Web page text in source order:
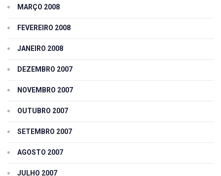
MARÇO 2008
FEVEREIRO 2008
JANEIRO 2008
DEZEMBRO 2007
NOVEMBRO 2007
OUTUBRO 2007
SETEMBRO 2007
AGOSTO 2007
JULHO 2007